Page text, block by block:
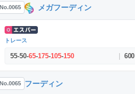
No.0065 メガフーディン
トレース
55-50-65-175-105-150 600
No.0065 フーディン